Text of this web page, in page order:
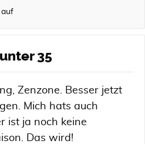
auf
35
Zenzone. Besser jetzt
Mich hats auch
ist ja noch keine
Das wird!